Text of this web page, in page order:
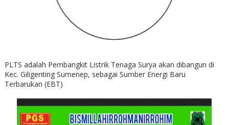
PLTS adalah Pembangkit Listrik Tenaga Surya akan dibangun di
Kec. Giligenting Sumenep, sebagai Sumber Energi Baru
Terbarukan (EBT)